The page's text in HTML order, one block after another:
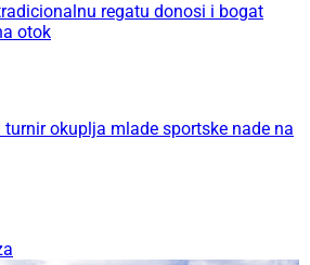
regatu donosi i bogat
otok
okuplja mlade sportske nade na